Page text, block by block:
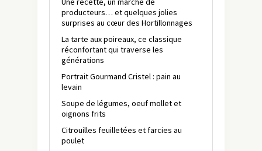
producteurs… et quelques jolies
surprises au cœur des Hortillonnages
La tarte aux poireaux, ce classique
réconfortant qui traverse les
générations
Portrait Gourmand Cristel : pain au
levain
Soupe de légumes, oeuf mollet et
oignons frits
Citrouilles feuilletées et farcies au
poulet